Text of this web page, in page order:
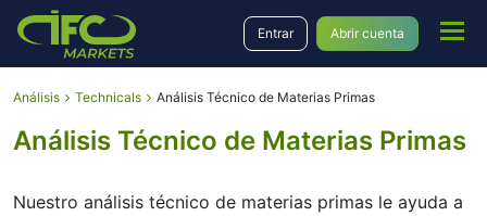
Entrar Abrir cuenta
Análisis Technicals Análisis Técnico de Materias Primas
Análisis Técnico de Materias Primas
Nuestro análisis técnico de materias primas le ayuda a